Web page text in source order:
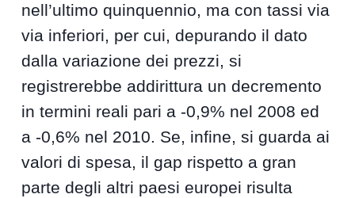
nell’ultimo quinquennio, ma con tassi via
via inferiori, per cui, depurando il dato
dalla variazione dei prezzi, si
registrerebbe addirittura un decremento
in termini reali pari a -0,9% nel 2008 ed
a -0,6% nel 2010. Se, infine, si guarda ai
valori di spesa, il gap rispetto a gran
parte degli altri paesi europei risulta